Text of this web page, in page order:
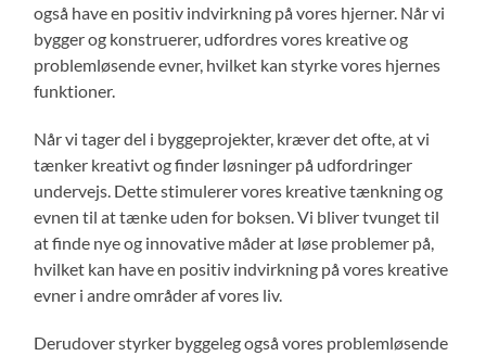
også have en positiv indvirkning på vores hjerner. Når vi
bygger og konstruerer, udfordres vores kreative og
problemløsende evner, hvilket kan styrke vores hjernes
funktioner.
Når vi tager del i byggeprojekter, kræver det ofte, at vi
tænker kreativt og finder løsninger på udfordringer
undervejs. Dette stimulerer vores kreative tænkning og
evnen til at tænke uden for boksen. Vi bliver tvunget til
at finde nye og innovative måder at løse problemer på,
hvilket kan have en positiv indvirkning på vores kreative
evner i andre områder af vores liv.
Derudover styrker byggeleg også vores problemløsende